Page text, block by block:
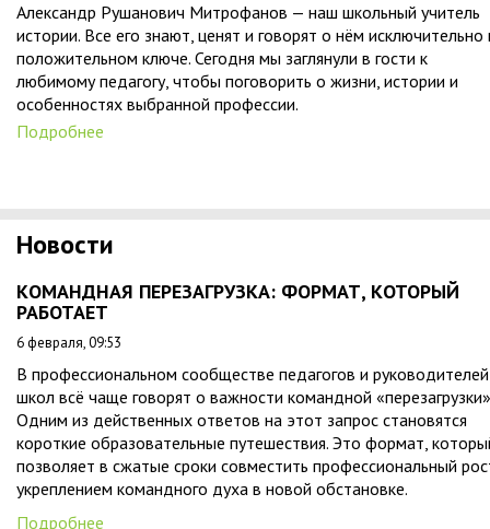
Александр Рушанович Митрофанов — наш школьный учитель
истории. Все его знают, ценят и говорят о нём исключительно
положительном ключе. Сегодня мы заглянули в гости к
любимому педагогу, чтобы поговорить о жизни, истории и
особенностях выбранной профессии.
Подробнее
Новости
КОМАНДНАЯ ПЕРЕЗАГРУЗКА: ФОРМАТ, КОТОРЫЙ
РАБОТАЕТ
6 февраля, 09:53
В профессиональном сообществе педагогов и руководителей
школ всё чаще говорят о важности командной
Одним из действенных ответов на этот запрос становятся
короткие образовательные путешествия. Это формат,
позволяет в сжатые сроки совместить профессиональный
укреплением командного духа в новой обстановке.
Подробнее